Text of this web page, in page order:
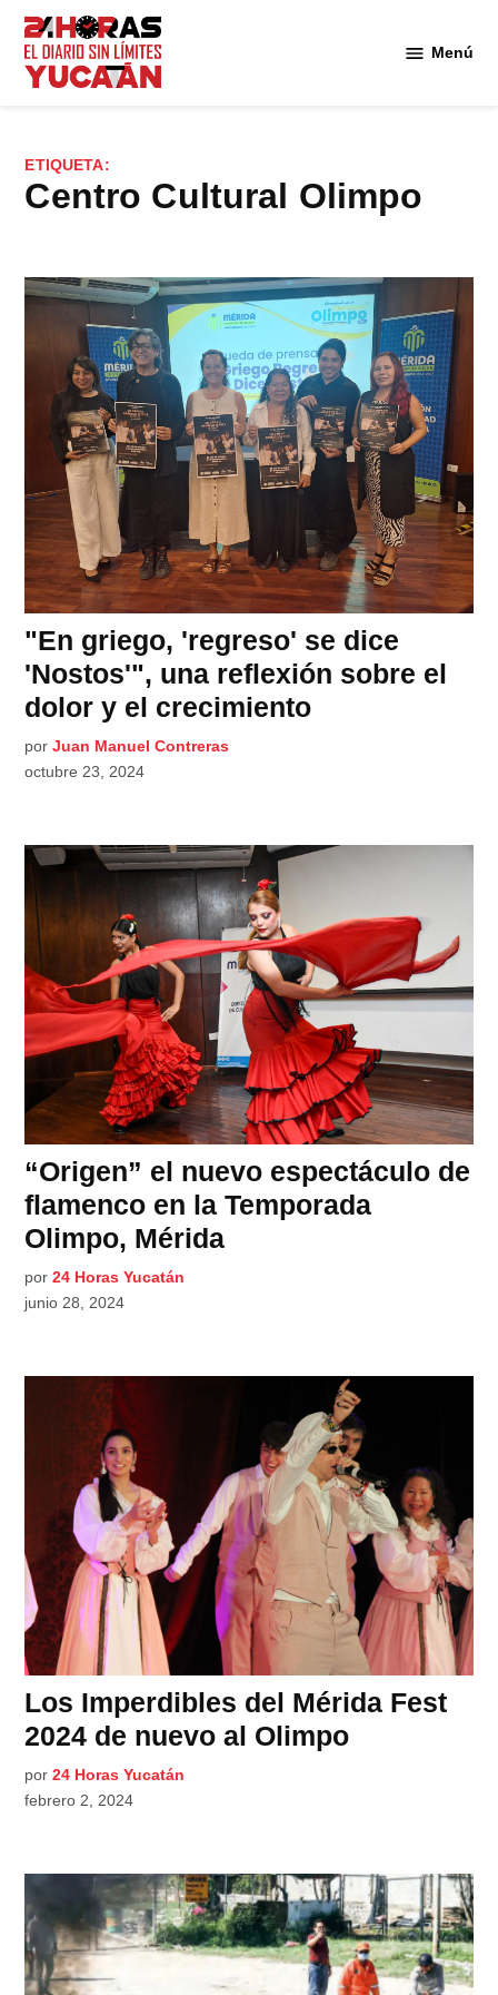
Saltar
contenido
Menú
ETIQUETA:
Centro Cultural Olimpo
"En griego, 'regreso' se dice
'Nostos'", una reflexión sobre el
dolor y el crecimiento
por Juan Manuel Contreras
octubre 23, 2024
“Origen” el nuevo espectáculo de
flamenco en la Temporada
Olimpo, Mérida
por 24 Horas Yucatán
junio 28, 2024
Los Imperdibles del Mérida Fest
2024 de nuevo al Olimpo
por 24 Horas Yucatán
febrero 2, 2024